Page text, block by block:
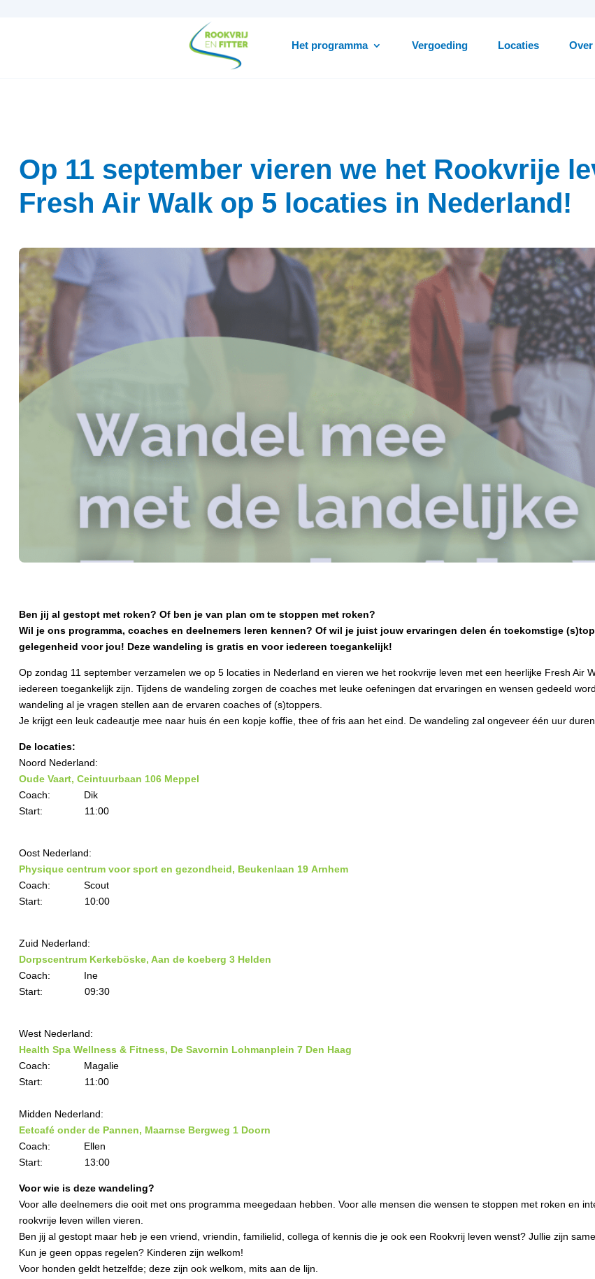
Het programma Vergoeding Locaties
Op 11 september vieren we het Rookvrije
Fresh Air Walk op 5 locaties in Nederland!
Ben jij al gestopt met roken? Of ben je van plan om te stoppen met roken?
Wil je ons programma, coaches en deelnemers leren kennen? Of wil je juist jouw ervaringen delen én toekomstige
gelegenheid voor jou! Deze wandeling is gratis en voor iedereen toegankelijk!
Op zondag 11 september verzamelen we op 5 locaties in Nederland en vieren we het rookvrije leven met een heerlijke Fresh Air
iedereen toegankelijk zijn. Tijdens de wandeling zorgen de coaches met leuke oefeningen dat ervaringen en wensen gedeeld
wandeling al je vragen stellen aan de ervaren coaches of (s)toppers.
Je krijgt een leuk cadeautje mee naar huis én een kopje koffie, thee of fris aan het eind. De wandeling zal ongeveer één uur duren.
De locaties:
Noord Nederland:
Oude Vaart, Ceintuurbaan 106 Meppel
Coach: Dik
Start: 11:00
Oost Nederland:
Physique centrum voor sport en gezondheid, Beukenlaan 19 Arnhem
Coach: Scout
Start: 10:00
Zuid Nederland:
Dorpscentrum Kerkeböske, Aan de koeberg 3 Helden
Coach: Ine
Start: 09:30
West Nederland:
Health Spa Wellness & Fitness, De Savornin Lohmanplein 7 Den Haag
Coach: Magalie
Start: 11:00
Midden Nederland:
Eetcafé onder de Pannen, Maarnse Bergweg 1 Doorn
Coach: Ellen
Start: 13:00
Voor wie is deze wandeling?
Voor alle deelnemers die ooit met ons programma meegedaan hebben. Voor alle mensen die wensen te stoppen met roken en
rookvrije leven willen vieren.
Ben jij al gestopt maar heb je een vriend, vriendin, familielid, collega of kennis die je ook een Rookvrij leven wenst? Jullie zijn
Kun je geen oppas regelen? Kinderen zijn welkom!
Voor honden geldt hetzelfde; deze zijn ook welkom, mits aan de lijn.